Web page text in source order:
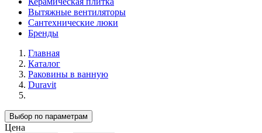
Вытяжные вентиляторы
Сантехнические люки
Бренды
Главная
Каталог
Раковины в ванную
Duravit
Выбор по параметрам
Цена